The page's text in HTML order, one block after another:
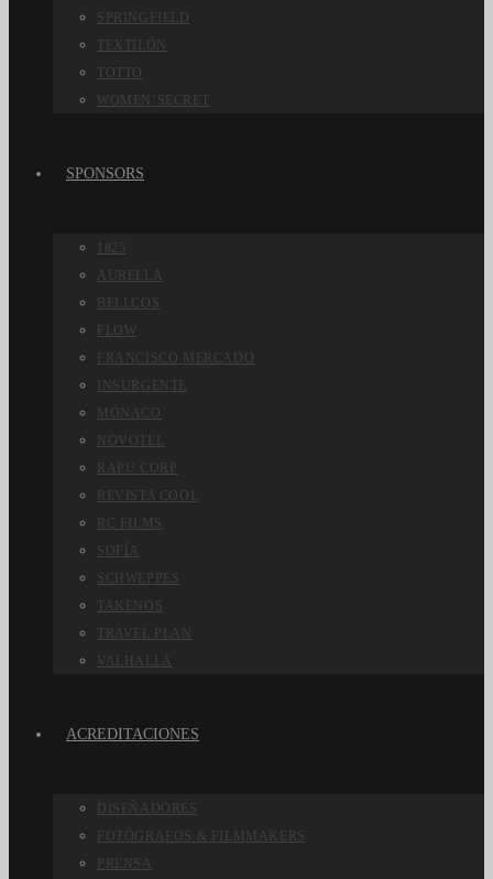
SPRINGFIELD
TEXTILÓN
TOTTO
WOMEN’SECRET
SPONSORS
1825
AURELLA
BELLCOS
FLOW
FRANCISCO MERCADO
INSURGENTE
MÓNACO
NOVOTEL
RAPU CORP
REVISTA COOL
RC FILMS
SOFÍA
SCHWEPPES
TAKENOS
TRAVEL PLAN
VALHALLA
ACREDITACIONES
DISEÑADORES
FOTÓGRAFOS & FILMMAKERS
PRENSA